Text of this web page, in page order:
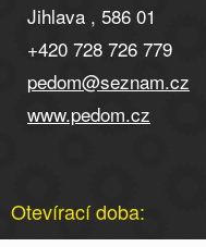
Jihlava , 586 01
+420 728 726 779
pedom@seznam.cz
www.pedom.cz
Otevírací doba: